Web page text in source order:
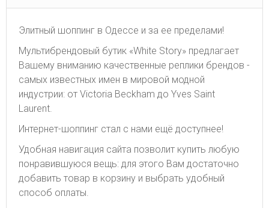
Элитный шоппинг в Одессе и за ее пределами!
Мультибрендовый бутик «White Story» предлагает
Вашему вниманию качественные реплики брендов -
самых известных имен в мировой модной
индустрии: от Victoria Beckham до Yves Saint
Laurent.
Интернет-шоппинг стал с нами ещё доступнее!
Удобная навигация сайта позволит купить любую
понравившуюся вещь: для этого Вам достаточно
добавить товар в корзину и выбрать удобный
способ оплаты.